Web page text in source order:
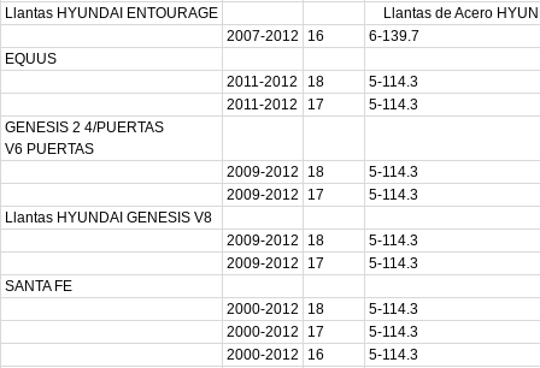
Llantas HYUNDAI ENTOURAGE
Llantas de Acero
2007-2012
16
6-139.7
EQUUS
2011-2012
18
5-114.3
2011-2012
17
5-114.3
GENESIS 2 4/PUERTAS
V6 PUERTAS
2009-2012
18
5-114.3
2009-2012
17
5-114.3
Llantas HYUNDAI GENESIS V8
2009-2012
18
5-114.3
2009-2012
17
5-114.3
SANTA FE
2000-2012
18
5-114.3
2000-2012
17
5-114.3
2000-2012
16
5-114.3